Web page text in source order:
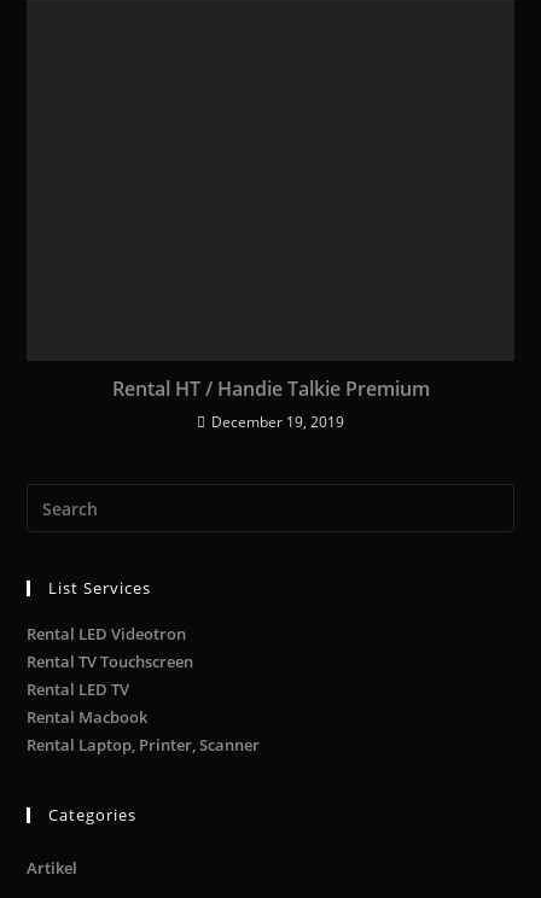
Rental HT / Handie Talkie Premium
December 19, 2019
List Services
Rental LED Videotron
Rental TV Touchscreen
Rental LED TV
Rental Macbook
Rental Laptop, Printer, Scanner
Categories
Artikel